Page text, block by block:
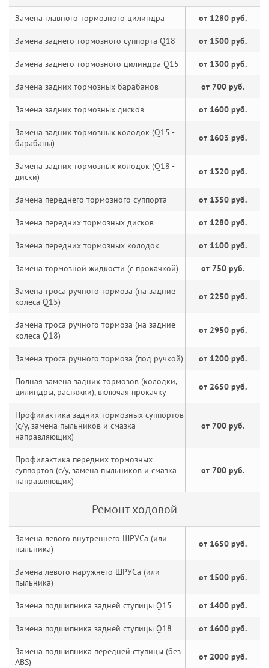
Замена главного тормозного цилиндра от 1280 руб.
Замена заднего тормозного суппорта Q18 от 1500 руб.
Замена заднего тормозного цилиндра Q15 от 1300 руб.
Замена задних тормозных барабанов от 700 руб.
Замена задних тормозных дисков от 1600 руб.
Замена задних тормозных колодок (Q15 -
барабаны)
от 1603 руб.
Замена задних тормозных колодок (Q18 -
диски)
от 1320 руб.
Замена переднего тормозного суппорта от 1350 руб.
Замена передних тормозных дисков от 1280 руб.
Замена передних тормозных колодок от 1100 руб.
Замена тормозной жидкости (с прокачкой) от 750 руб.
Замена троса ручного тормоза (на задние
колеса Q15)
от 2250 руб.
Замена троса ручного тормоза (на задние
колеса Q18)
от 2950 руб.
Замена троса ручного тормоза (под ручкой) от 1200 руб.
Полная замена задних тормозов (колодки,
цилиндры, растяжки), включая прокачку
от 2650 руб.
Профилактика задних тормозных суппортов
(с/у, замена пыльников и смазка
направляющих)
от 700 руб.
Профилактика передних тормозных
суппортов (с/у, замена пыльников и смазка
направляющих)
от 700 руб.
Ремонт ходовой
Замена левого внутреннего ШРУСа (или
пыльника)
от 1650 руб.
Замена левого наружнего ШРУСа (или
пыльника)
от 1500 руб.
Замена подшипника задней ступицы Q15 от 1400 руб.
Замена подшипника задней ступицы Q18 от 1600 руб.
Замена подшипника передней ступицы (без
ABS)
от 2000 руб.